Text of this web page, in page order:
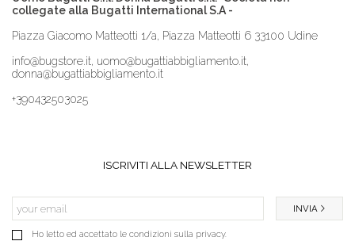
collegate alla Bugatti International S.A -
Piazza Giacomo Matteotti 1/a, Piazza Matteotti 6 33100 Udine
info@bugstore.it, uomo@bugattiabbigliamento.it,
donna@bugattiabbigliamento.it
+390432503025
ISCRIVITI ALLA NEWSLETTER
Ho letto ed accettato le condizioni sulla privacy.
INVIA